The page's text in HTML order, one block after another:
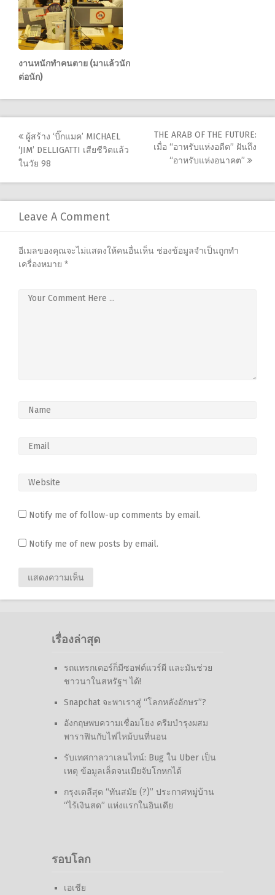
งานหนักทำคนตาย (มาแล้วนัก
ต่อนัก)
Post
navigation
ผู้สร้าง ‘บิ๊กแมค’ MICHAEL
‘JIM’ DELLIGATTI เสียชีวิตแล้ว
ในวัย 98
THE ARAB OF THE FUTURE:
เมื่อ “อาหรับแห่งอดีต” ฝันถึง
“อาหรับแห่งอนาคต”
Leave A Comment
อีเมลของคุณจะไม่แสดงให้คนอื่นเห็น ช่องข้อมูลจำเป็นถูกทำ
เครื่องหมาย *
Notify me of follow-up comments by email.
Notify me of new posts by email.
เรื่องล่าสุด
รถแทรกเตอร์ก็มีซอฟต์แวร์ผี และมันช่วย
ชาวนาในสหรัฐฯ ได้!
Snapchat จะพาเราสู่ “โลกหลังอักษร”?
อังกฤษพบความเชื่อมโยง ครีมบำรุงผสม
พาราฟินกับไฟไหม้บนที่นอน
รับเทศกาลวาเลนไทน์: Bug ใน Uber เป็น
เหตุ ข้อมูลเล็ดจนเมียจับโกหกได้
กรุงเดลีสุด “ทันสมัย (?)” ประกาศหมู่บ้าน
“ไร้เงินสด” แห่งแรกในอินเดีย
รอบโลก
เอเชีย